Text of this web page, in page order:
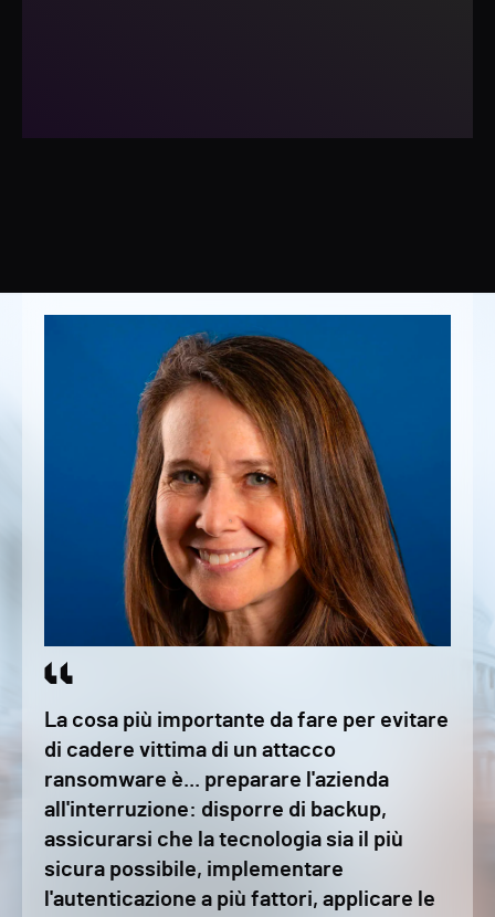
La cosa più importante da fare per evitare
di cadere vittima di un attacco
ransomware è... preparare l'azienda
all'interruzione: disporre di backup,
assicurarsi che la tecnologia sia il più
sicura possibile, implementare
l'autenticazione a più fattori, applicare le